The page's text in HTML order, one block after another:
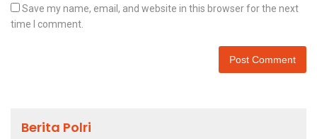
Save my name, email, and website in this browser for the next
time I comment.
Berita Polri